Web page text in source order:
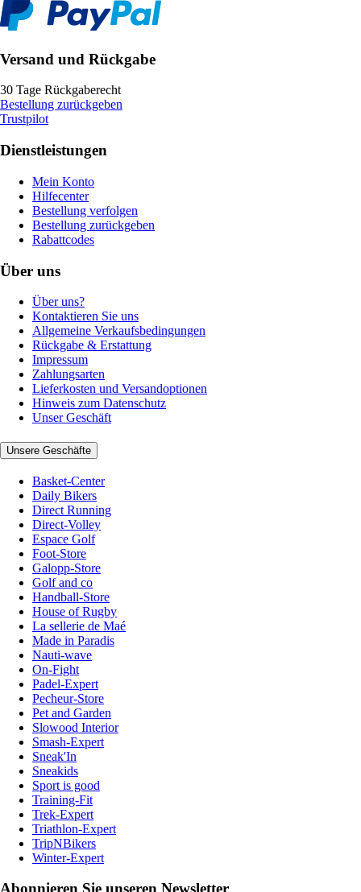
Versand und Rückgabe
30 Tage Rückgaberecht
Bestellung zurückgeben
Trustpilot
Dienstleistungen
Mein Konto
Hilfecenter
Bestellung verfolgen
Bestellung zurückgeben
Rabattcodes
Über uns
Über uns?
Kontaktieren Sie uns
Allgemeine Verkaufsbedingungen
Rückgabe & Erstattung
Impressum
Zahlungsarten
Lieferkosten und Versandoptionen
Hinweis zum Datenschutz
Unser Geschäft
Unsere Geschäfte
Basket-Center
Daily Bikers
Direct Running
Direct-Volley
Espace Golf
Foot-Store
Galopp-Store
Golf and co
Handball-Store
House of Rugby
La sellerie de Maé
Made in Paradis
Nauti-wave
On-Fight
Padel-Expert
Pecheur-Store
Pet and Garden
Slowood Interior
Smash-Expert
Sneak'In
Sneakids
Sport is good
Training-Fit
Trek-Expert
Triathlon-Expert
TripNBikers
Winter-Expert